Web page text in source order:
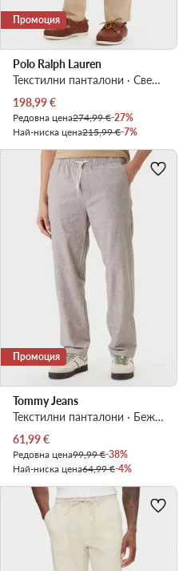
Промоция
Polo Ralph Lauren
Текстилни панталони · Светлобежов · Slim Fit
Актуална цена
198,99€
Редовна цена274,99 €-27%
Най-ниска цена215,99 €-7%
Промоция
Tommy Jeans
Текстилни панталони · Бежов · Slim Fit
Актуална цена
61,99€
Редовна цена99,99 €-38%
Най-ниска цена64,99 €-4%